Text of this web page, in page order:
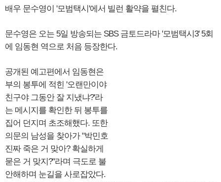
배우 문수영이 '모범택시'에서 빌런 활약을 펼친다.
문수영은 오는 5일 방송되는 SBS 금토드라마 '모범택시3' 5회
에 임동현 역으로 처음 등장한다.
공개된 예고편에서 임동현은
부의 봉투에 적힌 '오랜만이야
친구야 그동안 잘 지냈냐?'라
는 메시지를 확인한 뒤 봉투를
집어 던지며 초조해했다. 또한
의문의 남성을 찾아가 "박민호
진짜 죽은 거 맞아? 확실하게
묻은 거 맞지?"라며 극도로 불
안해하며 눈길을 사로잡았다.